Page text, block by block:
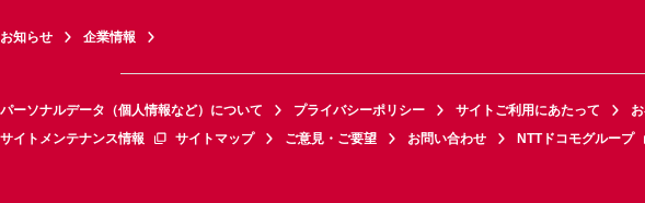
お知らせ 企業情報
パーソナルデータ（個人情報など）について プライバシーポリシー サイトご利用にあたって
サイトメンテナンス情報
サイトマップ ご意見・ご要望 お問い合わせ NTTドコモグループ